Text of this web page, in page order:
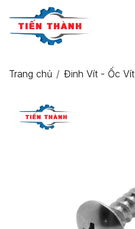
Trang chủ Đinh Vít - Ốc Vít